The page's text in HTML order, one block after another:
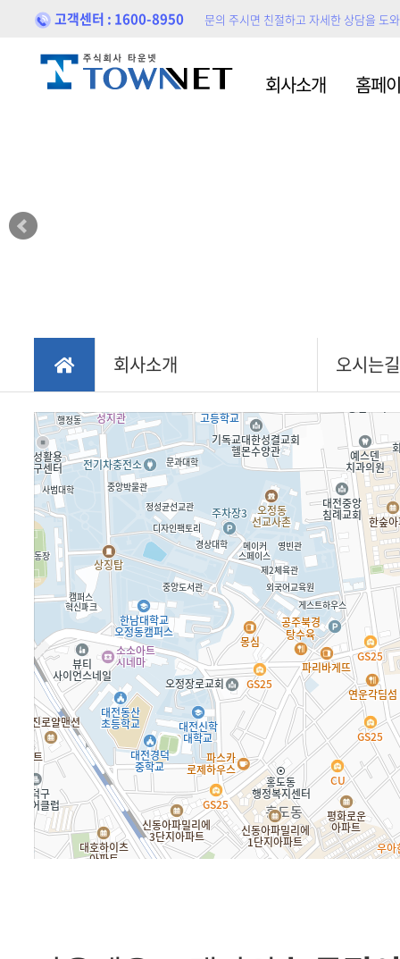
고객센터 : 1600-8950 문의 주시면 친절하고 자세한 상담을 도
회사소개 홈페
홈페이지제작 홍보
부가서비스 키워
SSL
인쇄
유지보수 웹호
온라인문의 견적
회사소개 오시는길